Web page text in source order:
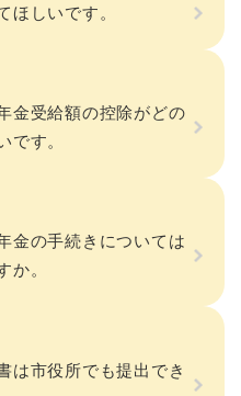
ほしいです。
金受給額の控除がどの
です。
金の手続きについては
か。
は市役所でも提出でき